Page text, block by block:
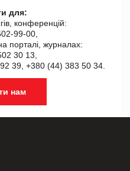
для:
конференцій:
99-00,
порталі, журналах:
30 13,
39, +380 (44) 383 50 34.
нам